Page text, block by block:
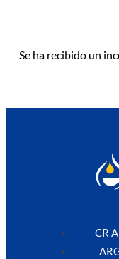
Se ha recibido un
CR